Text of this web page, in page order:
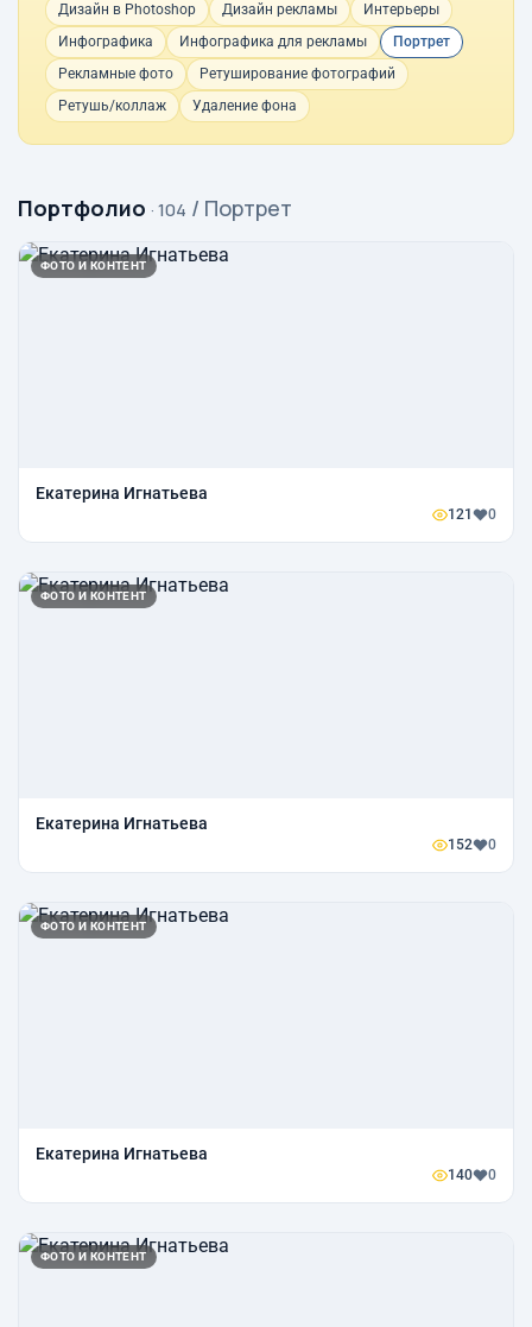
Дизайн в Photoshop
Дизайн рекламы
Интерьеры
Инфографика
Инфографика для рекламы
Портрет
Рекламные фото
Ретуширование фотографий
Ретушь/коллаж
Удаление фона
Портфолио · 104 / Портрет
ФОТО И КОНТЕНТ
Екатерина Игнатьева
121 0
ФОТО И КОНТЕНТ
Екатерина Игнатьева
152 0
ФОТО И КОНТЕНТ
Екатерина Игнатьева
140 0
ФОТО И КОНТЕНТ